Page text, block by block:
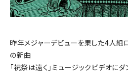
昨年メジャーデビューを果した4人組
の新曲
「祝祭は遠く」ミュージックビデオに